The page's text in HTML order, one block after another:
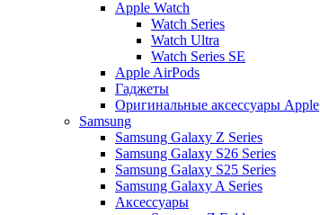
Apple Watch
Watch Series
Watch Ultra
Watch Series SE
Apple AirPods
Гаджеты
Оригинальные аксессуары Apple
Samsung
Samsung Galaxy Z Series
Samsung Galaxy S26 Series
Samsung Galaxy S25 Series
Samsung Galaxy A Series
Аксессуары